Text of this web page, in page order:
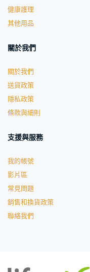
健康護理
其他用品
關於我們
關於我們
送貨政策
隱私政策
條款與細則
支援與服務
我的帳號
影片區
常見問題
銷售和換貨政策
聯絡我們